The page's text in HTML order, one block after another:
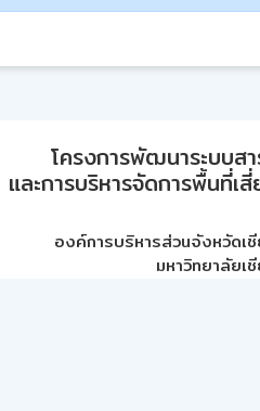
โครงการพัฒนาระบบส
และการบริหารจัดการพื้นที่เ
องค์การบริหารส่วนจังหวัดเ
มหาวิทยาลัยเ